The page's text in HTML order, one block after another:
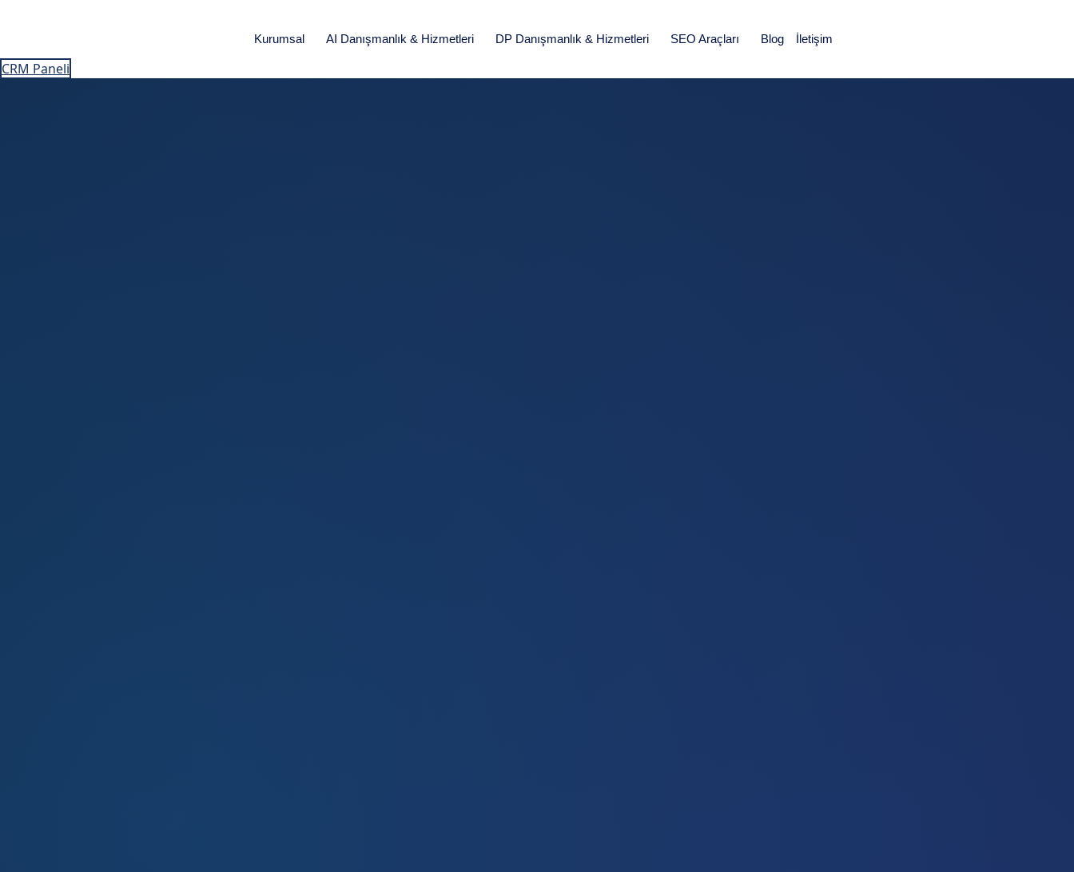
Kurumsal AI Danışmanlık & Hizmetleri DP Danışmanlık & Hizmetleri SEO Araçları Blog İletişim
CRM Paneli